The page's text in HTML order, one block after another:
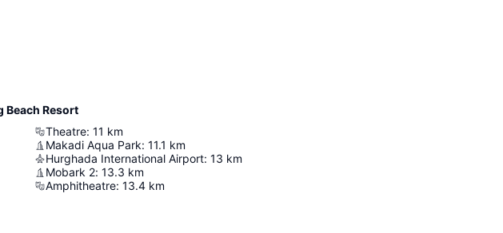
Beach Resort
Theatre: 11 km
Makadi Aqua Park: 11.1 km
Hurghada International Airport: 13 km
Mobark 2: 13.3 km
Amphitheatre: 13.4 km